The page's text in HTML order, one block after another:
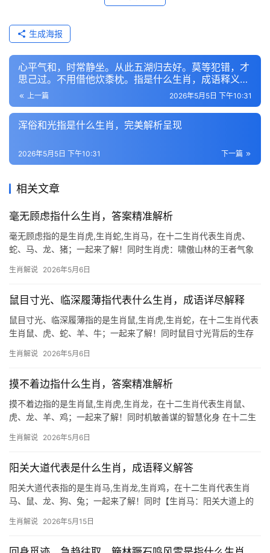
生成海报
心平气和，时常静坐。从此五湖归去好。莫等犯错，才
思己过。不用借他炊黍枕。指是什么生肖，成语释义解
答 上一篇 2026年5月5日 下午10:31
浑俗和光指是什么生肖，完美解析呈现
下一篇
2026年5月5日 下午10:31
相关文章
毫无顾虑指什么生肖，答案精准解析
毫无顾虑指的是生肖虎,生肖蛇,生肖马，在十二生肖代表生肖虎、
蛇、马、龙、猪；一起来了解！同时生肖虎：啸傲山林的王者气象
又充满魅力，民间常说“虎父无犬子”，这类人往往具备极强的领导
生肖解说 2026年5月6日
鼠目寸光、临深履薄指代表什么生肖，成语详尽解释
鼠目寸光、临深履薄指的是生肖鼠,生肖虎,生肖蛇，在十二生肖代表
生肖鼠、虎、蛇、羊、牛；一起来了解！同时鼠目寸光背后的生存
却能发现另一层深意。生肖鼠天生警觉，其“寸光”实为对危机的敏锐
生肖解说 2026年5月6日
摸不着边指什么生肖，答案精准解析
摸不着边指的是生肖鼠,生肖虎,生肖龙，在十二生肖代表生肖鼠、
虎、龙、羊、鸡；一起来了解！同时机敏善谋的智慧化身 在十二生
但真正懂命理的人知道，生肖鼠实则擅长未雨绸缪，尤其在2024甲
生肖解说 2026年5月6日
阳关大道代表是什么生肖，成语释义解答
阳关大道代表指的是生肖马,生肖龙,生肖鸡，在十二生肖代表生肖
马、鼠、龙、狗、兔；一起来了解！同时【生肖马：阳关大道上的
最契合此意，马踏飞燕，驰骋千里，生肖马之人天生带有开拓精
生肖解说 2026年5月15日